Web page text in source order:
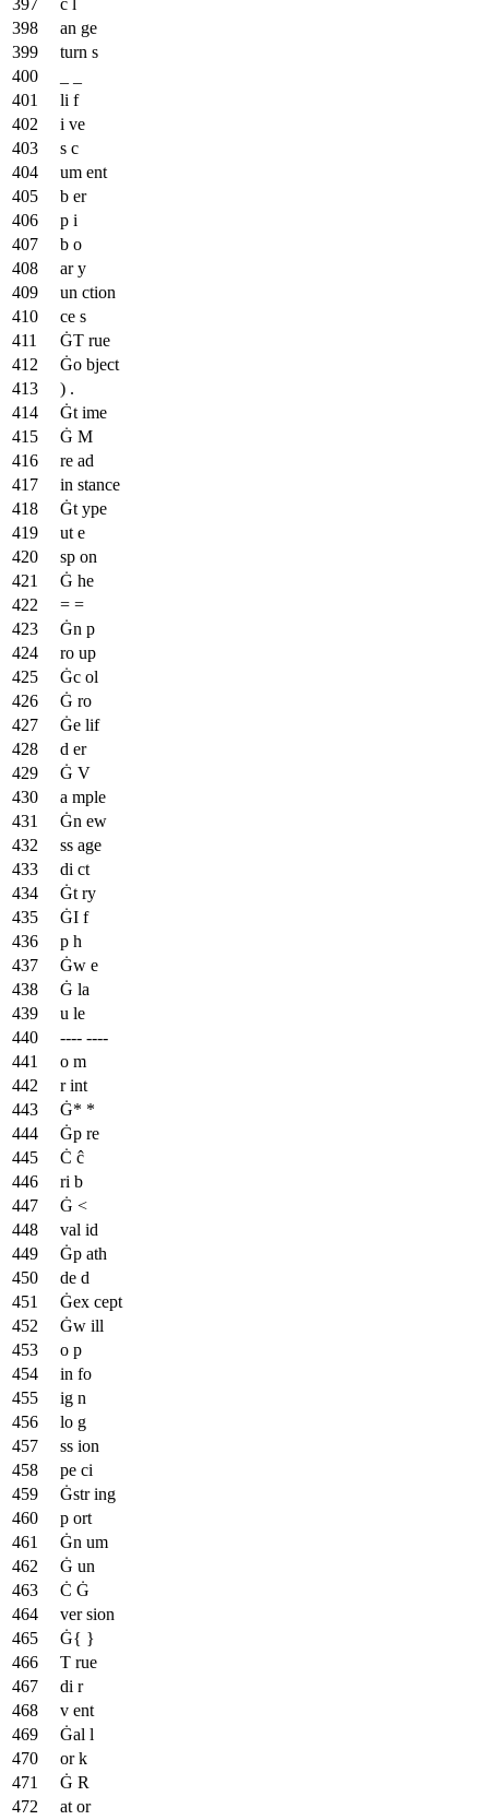
c l
an ge
turn s
li f
i ve
s c
um ent
b er
p i
b o
ar y
un ction
ce s
ĠT rue
Ġo bject
) .
Ġt ime
Ġ M
re ad
in stance
Ġt ype
ut e
sp on
Ġ he
= =
Ġn p
ro up
Ġc ol
Ġ ro
Ġe lif
d er
Ġ V
a mple
Ġn ew
ss age
di ct
Ġt ry
ĠI f
p h
Ġw e
Ġ la
u le
---- ----
o m
r int
Ġ* *
Ġp re
Ċ ĉ
ri b
Ġ <
val id
Ġp ath
de d
Ġex cept
Ġw ill
o p
in fo
ig n
lo g
ss ion
pe ci
Ġstr ing
p ort
Ġn um
Ġ un
Ċ Ġ
ver sion
Ġ{ }
T rue
di r
v ent
Ġal l
or k
Ġ R
at or